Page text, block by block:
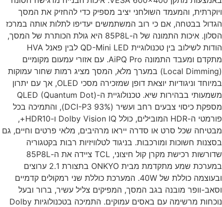
והמעמד השולחני יציב מספיק כדי להחזיק את המסך
בבטחה, אם כי רוב המשתמשים יעדיפו לתלות אותה במרכז
הסלון. איכות התמונה של ה-85P8L היא גולת הכותרת של המסך,
הודות לשילוב בין טכנולוגיית QD-Mini LED לבין פאנל HVA
מתקדם ומעבד התמונה AiPQ Pro. עם אזורי עמעום מקומיים
(Local Dimming) במערך מלא, המסך מציג רמות שחור עמוקות
במיוחד וניגודיות יוצאת דופן שמזכירה מסכי OLED, אך עם יתרון
משמעותי בבהירות שיא. טכנולוגיית ה-QLED (Quantum Dot)
מספקת כיסוי צבעים רחב ועשיר (93% DCI-P3), והתמיכה בכל
פורמטי ה-HDR המובילים, כולל Dolby Vision IQ ו-HDR10+,
שכל סרט או סדרה ייראו מרהיבים, מלאי פרטים וחיים, גם
חשוכות ומורכבות. בניגוד לטלוויזיות רבות בקטגוריה
שדורשות רכישת מקרן קול חיצוני, TCL ציידה את ה-85P8L
במערכת שמע מתקדמת מבית ONKYO בתצורת 2.1 ערוצים
ובעוצמה כוללת של 40W. המערכת כוללת שני רמקולים קדמיים
וופר מובנה בגב המסך, המפיקים צליל עשיר, ברור ובעל
נוכחות מרשימה עם באסים עמוקים. התמיכה בטכנולוגיות Dolby